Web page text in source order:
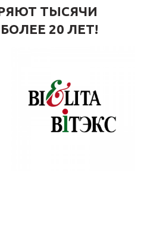
ТЫСЯЧИ
20 ЛЕТ!